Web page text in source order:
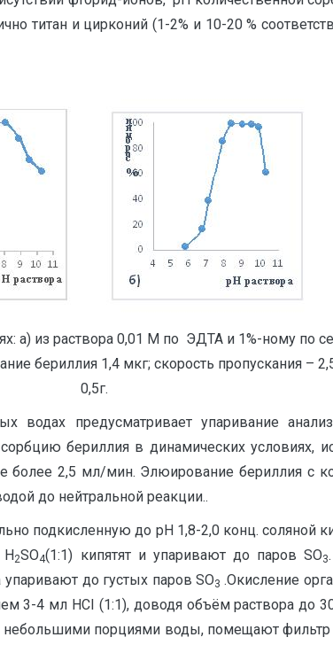
титан и цирконий (1-2% и 10-20 %
а) из раствора 0,01 М по ЭДТА и 1%-ному по
бериллия 1,4 мкг; скорость пропускания –
0,5г.
водах предусматривает упаривание
бериллия в динамических условиях,
более 2,5 мл/мин. Элюирование бериллия
до нейтральной реакции..
подкисленную до рН 1,8-2,0 конц. соляной
Н2SO4(1:1) кипятят и упаривают до паров SO3
упаривают до густых паров SO3.Окисление
3-4 мл НCI (1:1), доводя объём раствора
небольшими порциями воды, помещают